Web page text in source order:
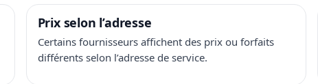
Prix selon l’adresse
Certains fournisseurs affichent des prix ou forfaits
différents selon l’adresse de service.